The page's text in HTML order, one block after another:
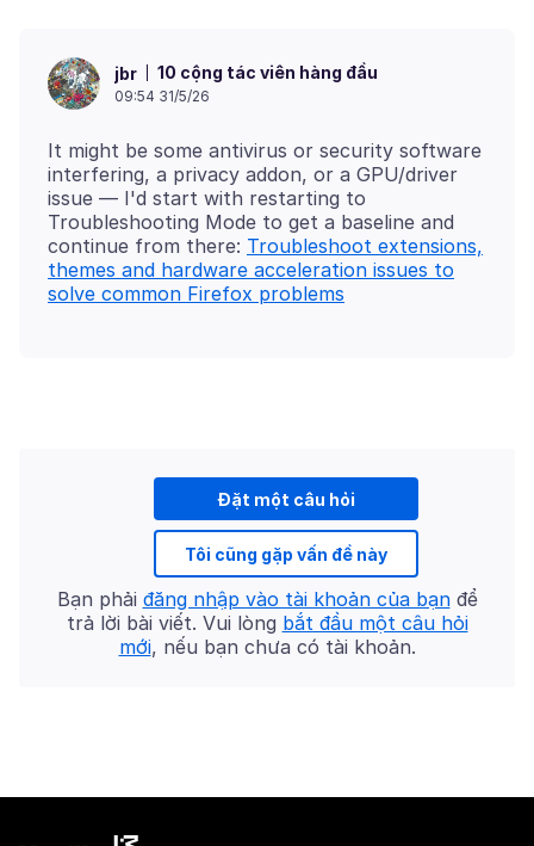
jbr 10 cộng tác viên hàng đầu
09:54 31/5/26
It might be some antivirus or security software
interfering, a privacy addon, or a GPU/driver
issue — I'd start with restarting to
Troubleshooting Mode to get a baseline and
continue from there: Troubleshoot extensions,
themes and hardware acceleration issues to
solve common Firefox problems
Đặt một câu hỏi
Tôi cũng gặp vấn đề này
Bạn phải đăng nhập vào tài khoản của bạnđể
trả lời bài viết. Vui lòng bắt đầu một câu hỏi
mới, nếu bạn chưa có tài khoản.